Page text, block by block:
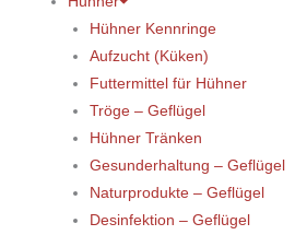
Hühner Kennringe
Aufzucht (Küken)
Futtermittel für Hühner
Tröge – Geflügel
Hühner Tränken
Gesunderhaltung – Geflügel
Naturprodukte – Geflügel
Desinfektion – Geflügel